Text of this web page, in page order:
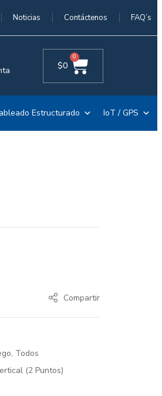
Noticias Contáctenos FAQ’s
$0
0
Estructurado IoT / GPS
Compartir
, Todos
(2 Puntos)